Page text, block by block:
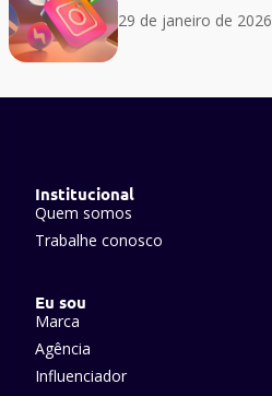
29 de janeiro de 2026
Institucional
Quem somos
Trabalhe conosco
Eu sou
Marca
Agência
Influenciador